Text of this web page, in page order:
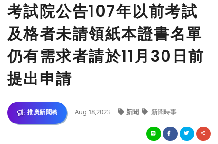
考試院公告107年以前考試
及格者未請領紙本證書名單
仍有需求者請於11月30日前
提出申請
推廣新聞稿 Aug 18,2023 新聞 新聞時事